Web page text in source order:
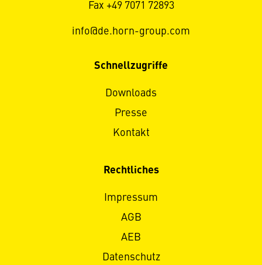
Fax +49 7071 72893
info@de.horn-group.com
Schnellzugriffe
Downloads
Presse
Kontakt
Rechtliches
Impressum
AGB
AEB
Datenschutz